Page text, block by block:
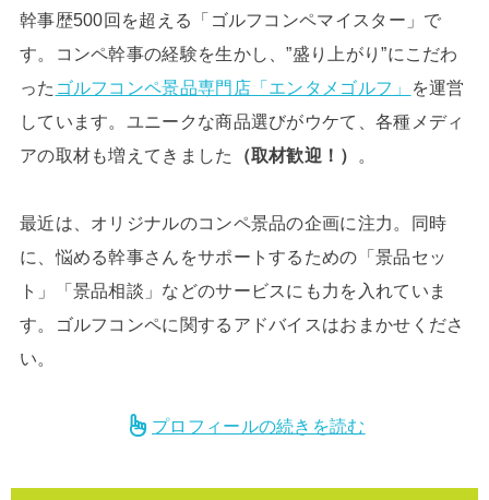
幹事歴500回を超える「ゴルフコンペマイスター」で
す。コンペ幹事の経験を生かし、”盛り上がり”にこだわ
った ゴルフコンペ景品専門店「エンタメゴルフ」
を運営
しています。ユニークな商品選びがウケて、各種メディ
アの取材も増えてきました
（取材歓迎！）
最近は、オリジナルのコンペ景品の企画に注力。同時
に、悩める幹事さんをサポートするための「景品セッ
ト」「景品相談」などのサービスにも力を入れていま
す。ゴルフコンペに関するアドバイスはおまかせくださ
い。
プロフィールの続きを読む